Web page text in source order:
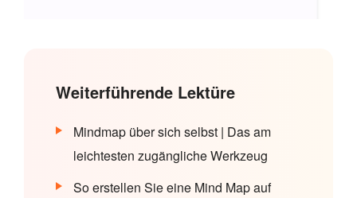
Weiterführende Lektüre
Mindmap über sich selbst | Das am
leichtesten zugängliche Werkzeug
So erstellen Sie eine Mind Map auf